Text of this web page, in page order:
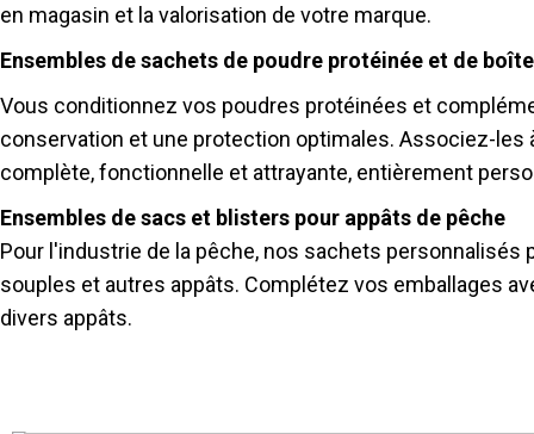
en magasin et la valorisation de votre marque.
Ensembles de sachets de poudre protéinée et de
Vous conditionnez vos poudres protéinées et
conservation et une protection optimales. Associez-
complète, fonctionnelle et attrayante, entièrement
Ensembles de sacs et blisters pour appâts de pêche
Pour l'industrie de la pêche, nos sachets
souples et autres appâts. Complétez vos emballages
divers appâts.